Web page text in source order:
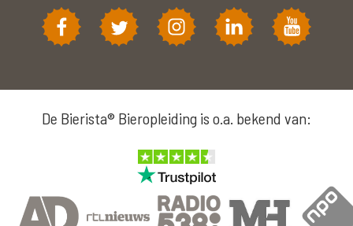
De Bierista® Bieropleiding is o.a. bekend van: